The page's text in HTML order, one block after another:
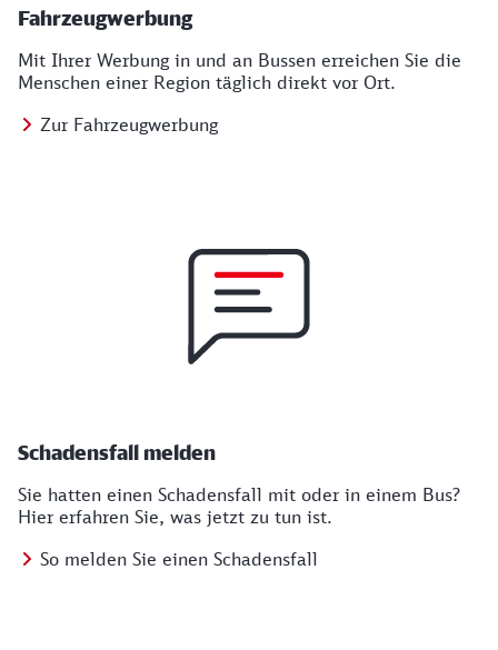
Fahrzeugwerbung
Mit Ihrer Werbung in und an Bussen erreichen Sie die
Menschen einer Region täglich direkt vor Ort.
Zur Fahrzeugwerbung
Schadensfall melden
Sie hatten einen Schadensfall mit oder in einem Bus?
Hier erfahren Sie, was jetzt zu tun ist.
So melden Sie einen Schadensfall